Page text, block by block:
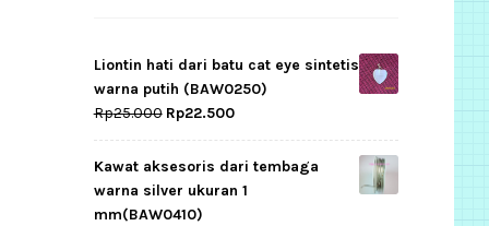
Liontin hati dari batu cat eye sintetis
warna putih (BAW0250)
Rp25.000 Original
price
was:
Rp25.000.
Rp22.500Current
price
is:
Rp22.500.
Kawat aksesoris dari tembaga
warna silver ukuran 1
mm(BAW0410)